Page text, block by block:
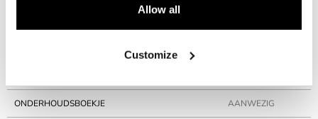
Allow all
Customize
ONDERHOUDSBOEKJE AANWEZIG